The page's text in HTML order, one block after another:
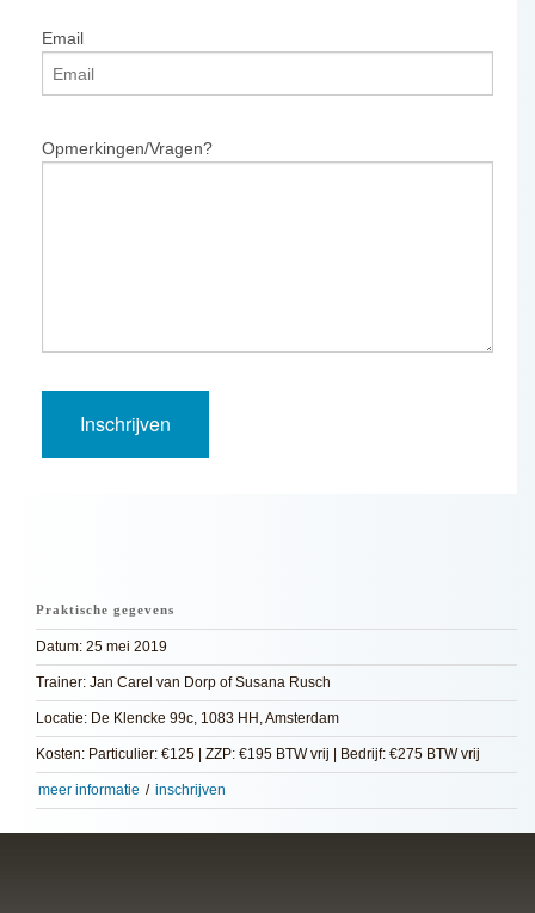
Email
Opmerkingen/Vragen?
Praktische gegevens
Datum: 25 mei 2019
Trainer: Jan Carel van Dorp of Susana Rusch
Locatie: De Klencke 99c, 1083 HH, Amsterdam
Kosten: Particulier: €125 | ZZP: €195 BTW vrij | Bedrijf: €275 BTW vrij
meer informatie / inschrijven